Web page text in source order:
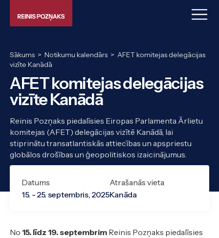
Sākums > Notikumu kalendārs > AFET komitejas delegācijas
vizīte Kanādā
AFET komitejas delegācijas
vizīte Kanādā
Reinis Pozņaks piedalīsies Eiropas Parlamenta Ārlietu
komitejas (AFET) delegācijas vizītē Kanādā, lai
stiprinātu transatlantiskās attiecības un apspriestu
globālos drošības un ģeopolitiskos izaicinājumus.
Datums
15. - 25. septembris, 2025
Atrašanās vieta
Kanāda
No 15. līdz 19. septembrim Reinis Pozņaks piedalīsies